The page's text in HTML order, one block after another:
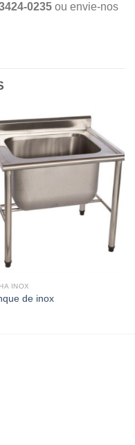
0235 ou envie-nos
INOX
de inox